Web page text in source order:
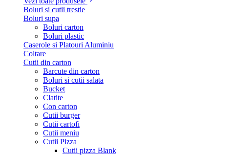
Boluri si cutii trestie
Boluri supa
Boluri carton
Boluri plastic
Caserole si Platouri Aluminiu
Coltare
Cutii din carton
Barcute din carton
Boluri si cutii salata
Bucket
Clatite
Con carton
Cutii burger
Cutii cartofi
Cutii meniu
Cutii Pizza
Cutii pizza Blank